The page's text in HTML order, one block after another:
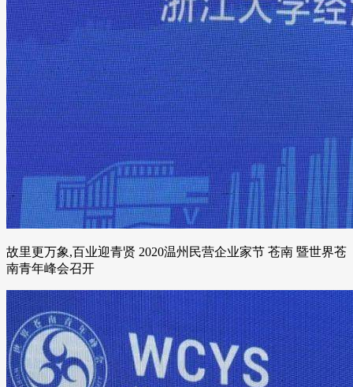
故里更万象,百业迎青贤 2020温州民营企业家节 苍南 暨世界苍
南青年峰会召开